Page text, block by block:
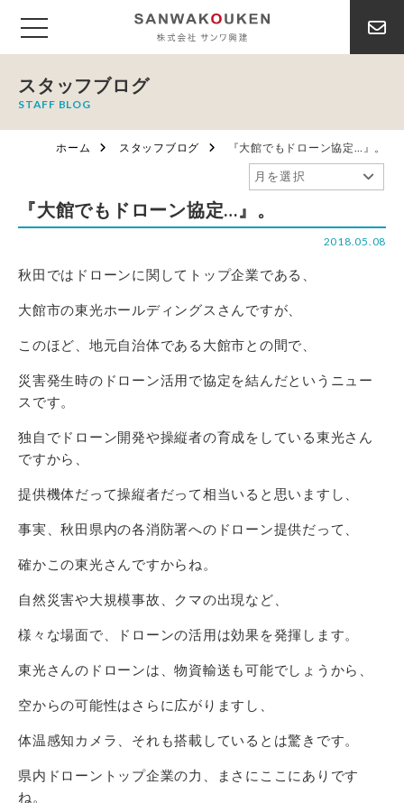
スタッフブログ
STAFF BLOG
ホーム スタッフブログ 『大館でもドローン協定…』。
『大館でもドローン協定…』。
2018.05.08
秋田ではドローンに関してトップ企業である、
大館市の東光ホールディングスさんですが、
このほど、地元自治体である大館市との間で、
災害発生時のドローン活用で協定を結んだというニュー
スです。
独自でドローン開発や操縦者の育成をしている東光さん
ですから、
提供機体だって操縦者だって相当いると思いますし、
事実、秋田県内の各消防署へのドローン提供だって、
確かこの東光さんですからね。
自然災害や大規模事故、クマの出現など、
様々な場面で、ドローンの活用は効果を発揮します。
東光さんのドローンは、物資輸送も可能でしょうから、
空からの可能性はさらに広がりますし、
体温感知カメラ、それも搭載しているとは驚きです。
県内ドローントップ企業の力、まさにここにありです
ね。